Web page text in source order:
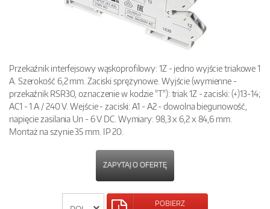
Przekaźnik interfejsowy wąskoprofilowy: 1Z - jedno wyjście triakowe 1
A. Szerokość 6,2 mm. Zaciski sprężynowe. Wyjście (wymienne -
przekaźnik RSR30, oznaczenie w kodzie "T"): triak 1Z - zaciski: (+)13-14;
AC1 - 1 A / 240 V. Wejście - zaciski: A1 - A2 - dowolna biegunowość,
napięcie zasilania Un - 6 V DC. Wymiary: 98,3 x 6,2 x 84,6 mm.
Montaż na szynie 35 mm. IP 20.
ZAPYTAJ O OFERTĘ
POBIERZ